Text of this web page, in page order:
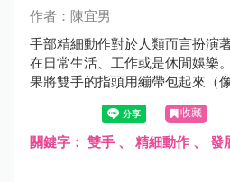
作者：陳宜男
手部精細動作對於人類而言扮演
在日常生活、工作或是休閒娛樂
果將雙手的指頭用繃帶包起來（
生活，會有哪些事情不方便？又
想，光是早上起床後，掀開被子
廁所、刷牙洗臉等一天開始且最
收藏
關鍵字： 雙手 、 精細動作 、 發